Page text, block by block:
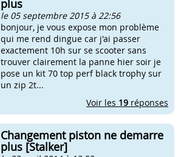
plus
le 05 septembre 2015 à 22:56
bonjour, je vous expose mon problème
qui me rend dingue car j'ai passer
exactement 10h sur se scooter sans
trouver clairement la panne hier soir je
pose un kit 70 top perf black trophy sur
un zip 2t...
Voir les 19 réponses
Changement piston ne demarre
plus [Stalker]